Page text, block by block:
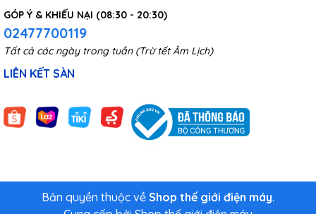
GÓP Ý & KHIẾU NẠI (08:30 - 20:30)
02477700119
Tất cả các ngày trong tuần (Trừ tết Âm Lịch)
LIÊN KẾT SÀN
Bản quyền thuộc về Shop thế giới điện máy.